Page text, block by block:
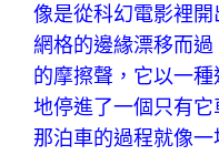
像是從科幻電影裡
網格的邊緣漂移而
的摩擦聲，它以一
地停進了一個只有它
那泊車的過程就像